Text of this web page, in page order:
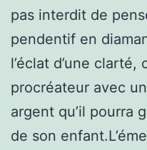
pas interdit de
pendentif en
l’éclat d’une clarté,
procréateur avec
argent qu’il pourra
de son